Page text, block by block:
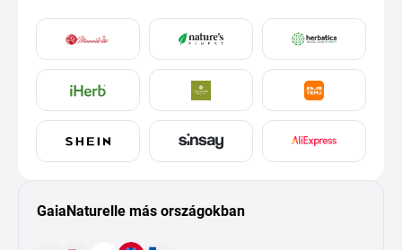
GaiaNaturelle más országokban